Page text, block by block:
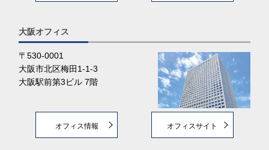
大阪オフィス
〒530-0001
大阪市北区梅田1-1-3
大阪駅前第3ビル 7階
オフィス情報 オフィスサイト